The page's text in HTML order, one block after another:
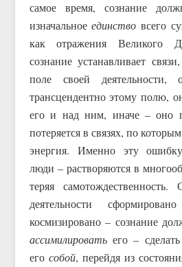
самое время, сознание
изначальноеединство всего
как отражения Великого
сознание устанавливает
поле своей
трансцендентно этому полю,
его и над ним, иначе – оно
потеряется в связях, по
энергия. Именно эту
люди – растворяются в
теряя
деятельности
космизировано – сознание
ассимилироватьего –
его собой, перейдя из